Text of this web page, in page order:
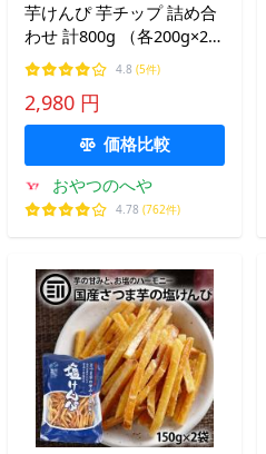
芋けんぴ 芋チップ 詰め合
わせ 計800g （各200g×2袋
ずつ （計4袋）） 缶入り
いもけんぴ いもかりんと
う けんぴ ちっぷ ギフト
御礼 お返し プレゼント
4.8 (5件)
2,980 円
価格比較
おやつのへや
4.78 (762件)